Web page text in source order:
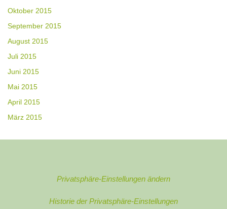
Oktober 2015
September 2015
August 2015
Juli 2015
Juni 2015
Mai 2015
April 2015
März 2015
Privatsphäre-Einstellungen ändern
Historie der Privatsphäre-Einstellungen